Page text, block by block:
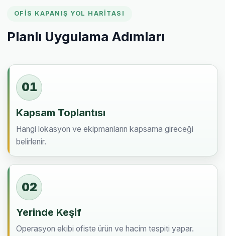
OFIS KAPANIŞ YOL HARITASI
Planlı Uygulama Adımları
01
Kapsam Toplantısı
Hangi lokasyon ve ekipmanların kapsama gireceği
belirlenir.
02
Yerinde Keşif
Operasyon ekibi ofiste ürün ve hacim tespiti yapar.